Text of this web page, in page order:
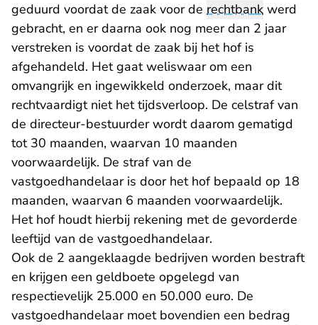
geduurd voordat de zaak voor de rechtbank werd
gebracht, en er daarna ook nog meer dan 2 jaar
verstreken is voordat de zaak bij het hof is
afgehandeld. Het gaat weliswaar om een
omvangrijk en ingewikkeld onderzoek, maar dit
rechtvaardigt niet het tijdsverloop. De celstraf van
de directeur-bestuurder wordt daarom gematigd
tot 30 maanden, waarvan 10 maanden
voorwaardelijk. De straf van de
vastgoedhandelaar is door het hof bepaald op 18
maanden, waarvan 6 maanden voorwaardelijk.
Het hof houdt hierbij rekening met de gevorderde
leeftijd van de vastgoedhandelaar.
Ook de 2 aangeklaagde bedrijven worden bestraft
en krijgen een geldboete opgelegd van
respectievelijk 25.000 en 50.000 euro. De
vastgoedhandelaar moet bovendien een bedrag